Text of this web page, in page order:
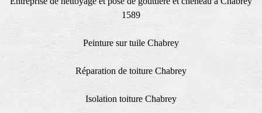
1589
Peinture sur tuile Chabrey
Réparation de toiture Chabrey
Isolation toiture Chabrey